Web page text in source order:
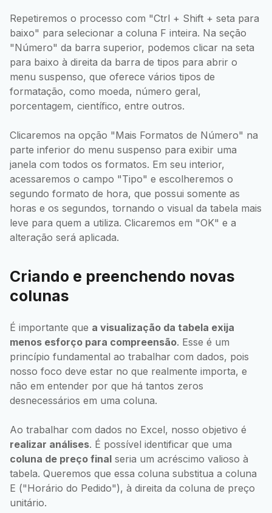
Repetiremos o processo com "Ctrl + Shift + seta para
baixo" para selecionar a coluna F inteira. Na seção
"Número" da barra superior, podemos clicar na seta
para baixo à direita da barra de tipos para abrir o
menu suspenso, que oferece vários tipos de
formatação, como moeda, número geral,
porcentagem, científico, entre outros.
Clicaremos na opção "Mais Formatos de Número" na
parte inferior do menu suspenso para exibir uma
janela com todos os formatos. Em seu interior,
acessaremos o campo "Tipo" e escolheremos o
segundo formato de hora, que possui somente as
horas e os segundos, tornando o visual da tabela mais
leve para quem a utiliza. Clicaremos em "OK" e a
alteração será aplicada.
Criando e preenchendo novas
colunas
É importante que a visualização da tabela exija
menos esforço para compreensão. Esse é um
princípio fundamental ao trabalhar com dados, pois
nosso foco deve estar no que realmente importa, e
não em entender por que há tantos zeros
desnecessários em uma coluna.
Ao trabalhar com dados no Excel, nosso objetivo é
realizar análises. É possível identificar que uma
coluna de preço final seria um acréscimo valioso à
tabela. Queremos que essa coluna substitua a coluna
E ("Horário do Pedido"), à direita da coluna de preço
unitário.